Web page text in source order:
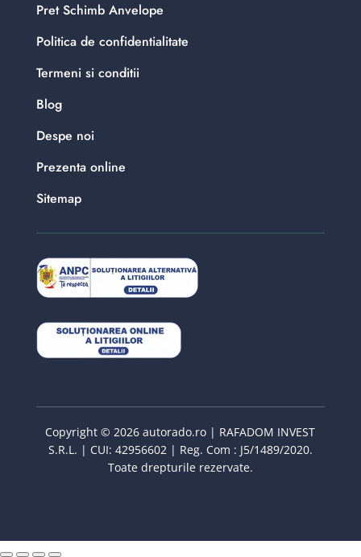
Pret Schimb Anvelope
Politica de confidentialitate
Termeni si conditii
Blog
Despe noi
Prezenta online
Sitemap
Copyright © 2026 autorado.ro | RAFADOM INVEST
S.R.L. | CUI: 42956602 | Reg. Com : J5/1489/2020.
Toate drepturile rezervate.